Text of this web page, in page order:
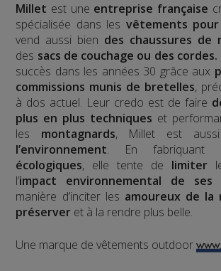
Millet est une entreprise française
spécialisée dans les vêtements
vend aussi bien des chaussures de
des sacs de couchage ou des cordes.
succès dans les années 30 grâce aux
commissions munis de bretelles,
à dos actuel. Leur credo est de faire
plus en plus techniques et
les montagnards, Millet est
l’environnement. En fabriquant
écologiques, elle tente de limiterle
l’impact environnemental de ses
manière d’inciter les amoureux de la
préserver et à la rendre plus belle.
Une marque de vêtements outdoor